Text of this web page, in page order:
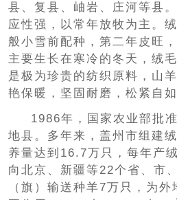
县、复县、岫岩、庄河等县
应性强，以常年放牧为主。
般小雪前配种，第二年皮旺
主要生长在寒冷的冬天，绒
是极为珍贵的纺织原料，山
艳保暖，坚固耐磨，松紧自
1986年，国家农业部批
地县。多年来，盖州市组建
养量达到16.7万只，每年产
向北京、新疆等22个省、市
（旗）输送种羊7万只，为